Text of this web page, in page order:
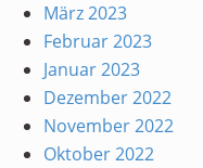
März 2023
Februar 2023
Januar 2023
Dezember 2022
November 2022
Oktober 2022